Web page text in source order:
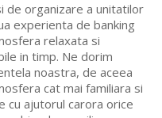
de organizare a unitatilor
experienta de banking
relaxata si
in timp. Ne dorim
noastra, de aceea
cat mai familiara si
cu ajutorul carora orice